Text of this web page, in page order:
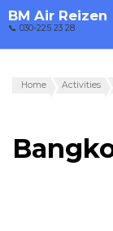
BM Air Reizen
📞 030-225 23 28
Home Activities